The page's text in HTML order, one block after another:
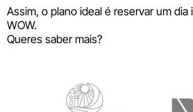
Assim, o plano ideal é reservar um
WOW.
Queres saber mais?